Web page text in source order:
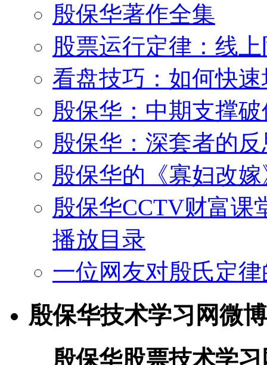
殷保华著作全集
股票运行定律：线
看盘技巧：如何快
殷保华：中期支撑
殷保华：深套者的
殷保华的《寡妇改
殷保华CCTV财富课
播放目录
一位网友对殷氏定
殷保华技术学习网微博
殷保华股票技术学习